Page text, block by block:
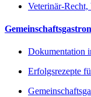
Veterinär-Recht,
Dokumentation
Erfolgsrezepte